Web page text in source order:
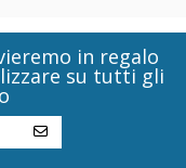
in regalo
su tutti gli